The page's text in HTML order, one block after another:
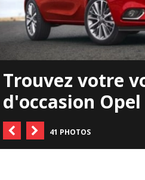
Trouvez votre
d'occasion Opel
41 PHOTOS